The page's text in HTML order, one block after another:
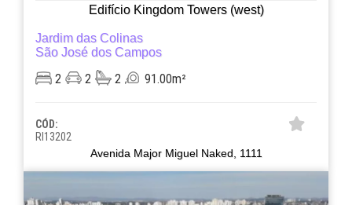
Edifício Kingdom Towers (west)
Jardim das Colinas
São José dos Campos
2 2 2 91.00m²
CÓD:
RI13202
Avenida Major Miguel Naked, 1111